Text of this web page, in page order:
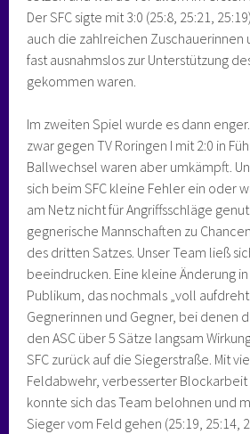
Der SFC sigte mit 3:0 (25:8, 25:21,
auch die zahlreichen Zuschauerinnen
fast ausnahmslos zur Unterstützung
gekommen waren.
Im zweiten Spiel wurde es dann
zwar gegen TV Roringen I mit 2:0 in
Ballwechsel waren aber umkämpft.
sich beim SFC kleine Fehler ein oder
am Netz nicht für Angriffsschläge
gegnerische Mannschaften zu
des dritten Satzes. Unser Team ließ
beeindrucken. Eine kleine Änderung
Publikum, das nochmals „voll
Gegnerinnen und Gegner, bei denen
den ASC über 5 Sätze langsam
SFC zurück auf die Siegerstraße. Mit
Feldabwehr, verbesserter Blockarbeit
konnte sich das Team belohnen und
Sieger vom Feld gehen (25:19, 25:14,